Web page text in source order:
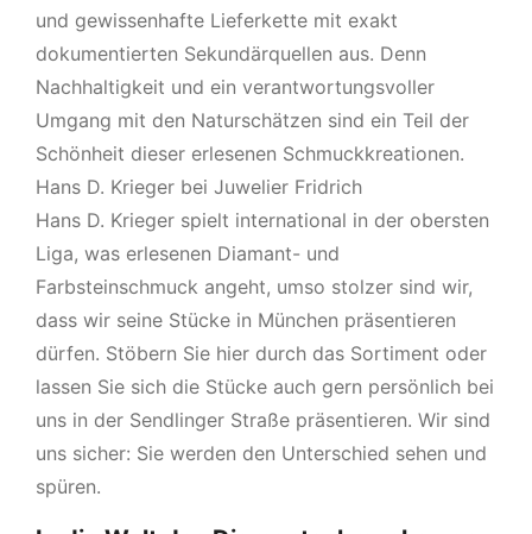
und gewissenhafte Lieferkette mit exakt
dokumentierten Sekundärquellen aus. Denn
Nachhaltigkeit und ein verantwortungsvoller
Umgang mit den Naturschätzen sind ein Teil der
Schönheit dieser erlesenen Schmuckkreationen.
Hans D. Krieger bei Juwelier Fridrich
Hans D. Krieger spielt international in der obersten
Liga, was erlesenen Diamant- und
Farbsteinschmuck angeht, umso stolzer sind wir,
dass wir seine Stücke in München präsentieren
dürfen. Stöbern Sie hier durch das Sortiment oder
lassen Sie sich die Stücke auch gern persönlich bei
uns in der Sendlinger Straße präsentieren. Wir sind
uns sicher: Sie werden den Unterschied sehen und
spüren.